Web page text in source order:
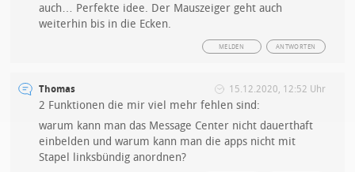
auch… Perfekte idee. Der Mauszeiger geht auch
weiterhin bis in die Ecken.
ANTWORTEN
MELDEN
Thomas 15.12.2020, 12:52 Uhr
2 Funktionen die mir viel mehr fehlen sind:
warum kann man das Message Center nicht dauerthaft
einbelden und warum kann man die apps nicht mit
Stapel linksbündig anordnen?